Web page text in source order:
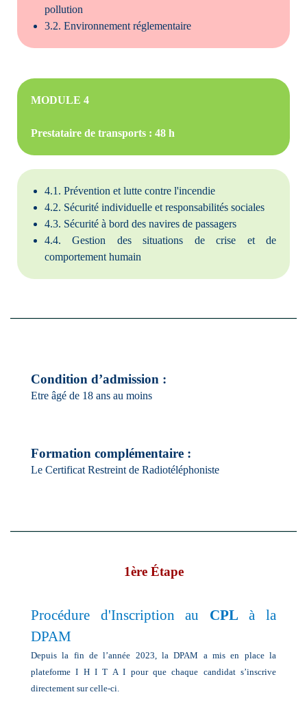
pollution
3.2. Environnement réglementaire
MODULE 4
Prestataire de transports : 48 h
4.1. Prévention et lutte contre l'incendie
4.2. Sécurité individuelle et responsabilités sociales
4.3. Sécurité à bord des navires de passagers
4.4. Gestion des situations de crise et de
comportement humain
Condition d’admission :
Etre âgé de 18 ans au moins
Formation complémentaire :
Le Certificat Restreint de Radiotéléphoniste
1ère Étape
Procédure d'Inscription au CPL à la
DPAM
Depuis la fin de l’année 2023, la DPAM a mis en place la
plateforme I H I T A I pour que chaque candidat s’inscrive
directement sur celle-ci.